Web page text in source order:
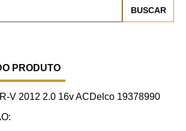
PRODUTO
V 2012 2.0 16v ACDelco 19378990